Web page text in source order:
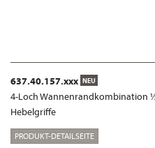
637.40.157.xxx NEU
4-Loch Wannenrandkombination
Hebelgriffe
PRODUKT-DETAILSEITE